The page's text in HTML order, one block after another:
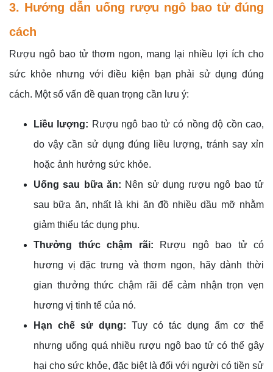
3. Hướng dẫn uống rượu ngô bao tử đúng
cách
Rượu ngô bao tử thơm ngon, mang lại nhiều lợi ích cho
sức khỏe nhưng với điều kiện bạn phải sử dụng đúng
cách. Một số vấn đề quan trọng cần lưu ý:
Liều lượng: Rượu ngô bao tử có nồng độ cồn cao,
do vậy cần sử dụng đúng liều lượng, tránh say xỉn
hoặc ảnh hưởng sức khỏe.
Uống sau bữa ăn: Nên sử dụng rượu ngô bao tử
sau bữa ăn, nhất là khi ăn đồ nhiều dầu mỡ nhằm
giảm thiểu tác dụng phụ.
Thưởng thức chậm rãi: Rượu ngô bao tử có
hương vị đặc trưng và thơm ngon, hãy dành thời
gian thưởng thức chậm rãi để cảm nhận trọn vẹn
hương vị tinh tế của nó.
Hạn chế sử dụng: Tuy có tác dụng ấm cơ thể
nhưng uống quá nhiều rượu ngô bao tử có thể gây
hại cho sức khỏe, đặc biệt là đối với người có tiền sử